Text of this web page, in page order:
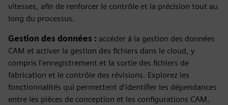
vitesses, afin de renforcer le contrôle et la précision tout au
long du processus.
Gestion des données : accéder à la gestion des données
CAM et activer la gestion des fichiers dans le cloud, y
compris l'enregistrement et la sortie des fichiers de
fabrication et le contrôle des révisions. Explorez les
fonctionnalités qui permettent d'identifier les dépendances
entre les pièces de conception et les configurations CAM,